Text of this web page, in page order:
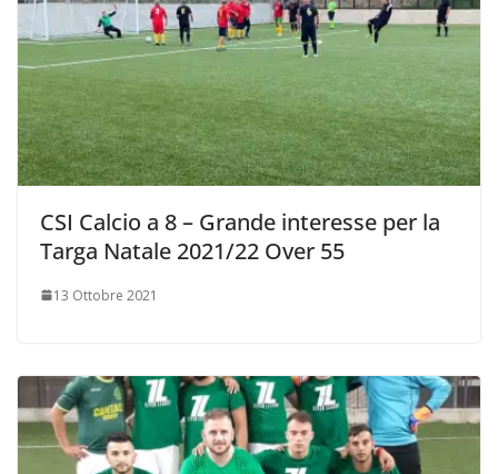
CSI Calcio a 8 – Grande interesse per la
Targa Natale 2021/22 Over 55
13 Ottobre 2021